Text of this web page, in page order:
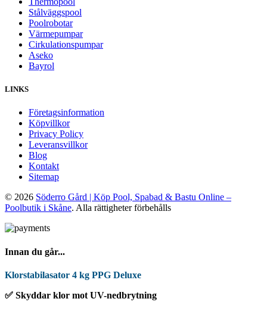
Stålväggspool
Poolrobotar
Värmepumpar
Cirkulationspumpar
Aseko
Bayrol
LINKS
Företagsinformation
Köpvillkor
Privacy Policy
Leveransvillkor
Blog
Kontakt
Sitemap
© 2026 Söderro Gård | Köp Pool, Spabad & Bastu Online –
Poolbutik i Skåne. Alla rättigheter förbehålls
Innan du går...
Klorstabilasator 4 kg PPG Deluxe
✅ Skyddar klor mot UV-nedbrytning